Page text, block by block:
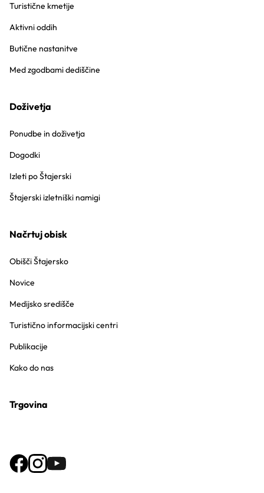
Turistične kmetije
Aktivni oddih
Butične nastanitve
Med zgodbami dediščine
Doživetja
Ponudbe in doživetja
Dogodki
Izleti po Štajerski
Štajerski izletniški namigi
Načrtuj obisk
Obišči Štajersko
Novice
Medijsko središče
Turistično informacijski centri
Publikacije
Kako do nas
Trgovina